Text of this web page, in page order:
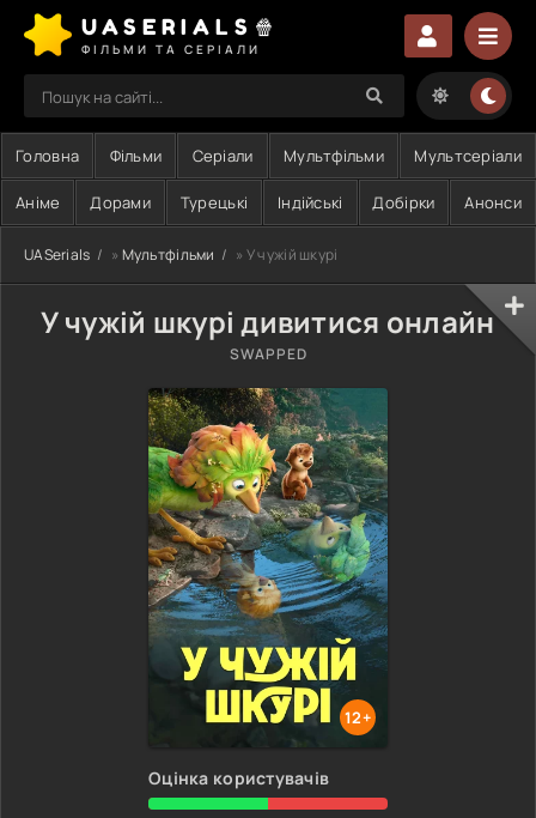
UASERIALS🍿
ФІЛЬМИ ТА СЕРІАЛИ
Головна Фільми Серіали Мультфільми Мультсеріали
Аніме Дорами Турецькі Індійські Добірки Анонси
UASerials » Мультфільми » У чужій шкурі
У чужій шкурі дивитися онлайн
SWAPPED
12+
Оцінка користувачів